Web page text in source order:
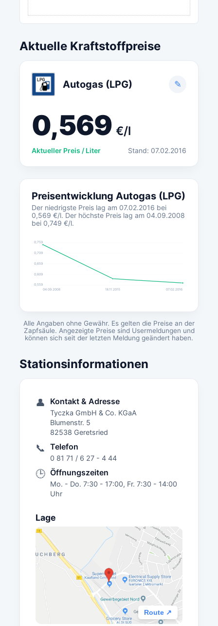
Aktuelle Kraftstoffpreise
Autogas (LPG) ✎
0,569 €/l
Aktueller Preis / Liter Stand: 07.02.2016
Preisentwicklung Autogas (LPG)
Der niedrigste Preis lag am 07.02.2016 bei
0,569 €/l. Der höchste Preis lag am 04.09.2008
bei 0,749 €/l.
0,559
0,609
0,659
0,709
0,759
04.09.2008 18.11.2015 07.02.2016
Alle Angaben ohne Gewähr. Es gelten die Preise an der
Zapfsäule. Angezeigte Preise sind Usermeldungen und
können sich seit der letzten Meldung geändert haben.
Stationsinformationen
👤 Kontakt & Adresse
Tyczka GmbH & Co. KGaA
Blumenstr. 5
82538 Geretsried
📞 Telefon
0 81 71 / 6 27 - 4 44
🕒 Öffnungszeiten
Mo. - Do. 7:30 - 17:00, Fr. 7:30 - 14:00
Uhr
Lage
Route ↗